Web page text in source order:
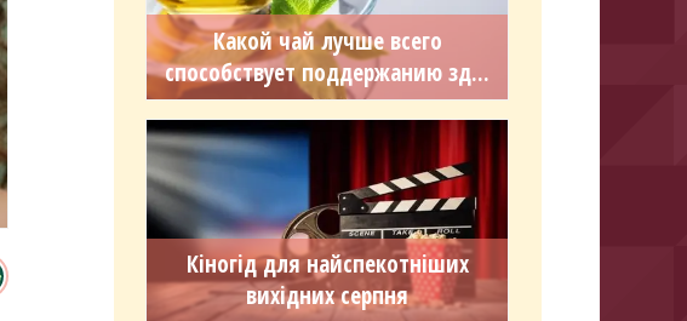
Какой чай лучше всего
способствует поддержанию зд...
Кіногід для найспекотніших
вихідних серпня